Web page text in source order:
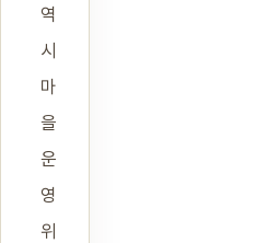
역
시
마
을
운
영
위